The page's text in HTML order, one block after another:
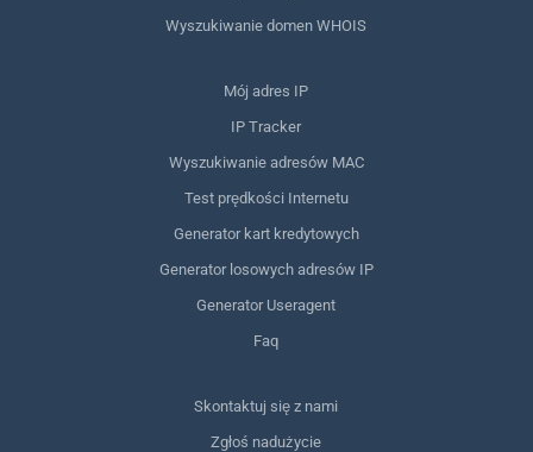
Wyszukiwanie domen WHOIS
Mój adres IP
IP Tracker
Wyszukiwanie adresów MAC
Test prędkości Internetu
Generator kart kredytowych
Generator losowych adresów IP
Generator Useragent
Faq
Skontaktuj się z nami
Zgłoś nadużycie